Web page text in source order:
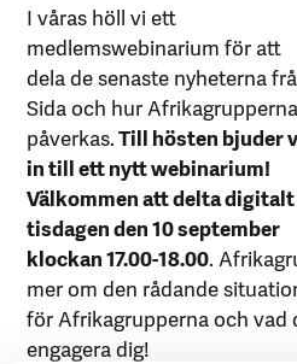
I våras höll vi ett
medlemswebinarium för att
dela de senaste nyheterna
Sida och hur Afrikagrupperna
påverkas.Till hösten bjuder
in till ett nytt webinarium!
Välkommen att delta digitalt
tisdagen den 10 september
klockan 17.00-18.00.
mer om den rådande
för Afrikagrupperna och vad
engagera dig!